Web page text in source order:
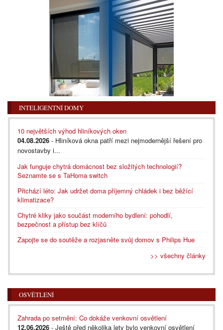
INTELIGENTNÍ DOMY
10 největších výhod hliníkových oken
04.08.2026 - Hliníková okna patří mezi nejmodernější řešení pro
novostavby i...
Jak funguje chytrá domácnost bez složitých technologií?
Seznamte se s TaHoma switch
Přichází léto: Jak udržet doma příjemný chládek i bez běžící
klimatizace?
Chytré kliky jako součást moderního bydlení: pohodlí,
bezpečnost a přístup bez klíčů
Zapojte se do soutěže a rozjasněte svůj domov s Philips Hue
>> všechny články
OSVĚTLENÍ
Zahrada po setmění: Co dokáže venkovní osvětlení
12.06.2026 - Ještě před několika lety bylo venkovní osvětlení